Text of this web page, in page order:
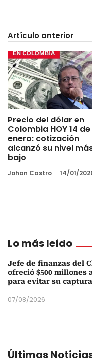
Artículo anterior
Precio del dólar en
Colombia HOY 14 de
enero: cotización
alcanzó su nivel
bajo
Johan Castro 14/01/
Lo más leído
Jefe de finanzas del
ofreció $500 millones
para evitar su captura
07/08/2026
Últimas